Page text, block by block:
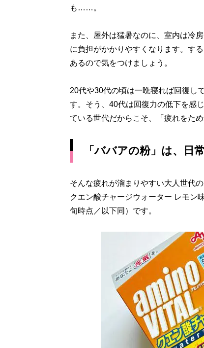
も……。
また、屋外は猛暑なのに、室内は冷
に負担がかかりやすくなります。す
あるので気をつけましょう。
20代や30代の頃は一晩寝れば回復し
す。そう、40代は回復力の低下を感
ている世代だからこそ、「疲れをた
「ババアの粉」は、日
そんな疲れが溜まりやすい大人世代
クエン酸チャージウォーター レモ
旬時点／以下同）です。